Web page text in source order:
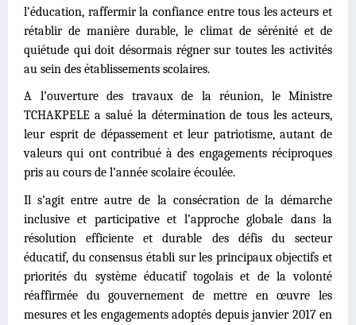
l’éducation, raffermir la confiance entre tous les acteurs et
rétablir de manière durable, le climat de sérénité et de
quiétude qui doit désormais régner sur toutes les activités
au sein des établissements scolaires.
A l’ouverture des travaux de la réunion, le Ministre
TCHAKPELE a salué la détermination de tous les acteurs,
leur esprit de dépassement et leur patriotisme, autant de
valeurs qui ont contribué à des engagements réciproques
pris au cours de l’année scolaire écoulée.
Il s’agit entre autre de la consécration de la démarche
inclusive et participative et l’approche globale dans la
résolution efficiente et durable des défis du secteur
éducatif, du consensus établi sur les principaux objectifs et
priorités du système éducatif togolais et de la volonté
réaffirmée du gouvernement de mettre en œuvre les
mesures et les engagements adoptés depuis janvier 2017 en